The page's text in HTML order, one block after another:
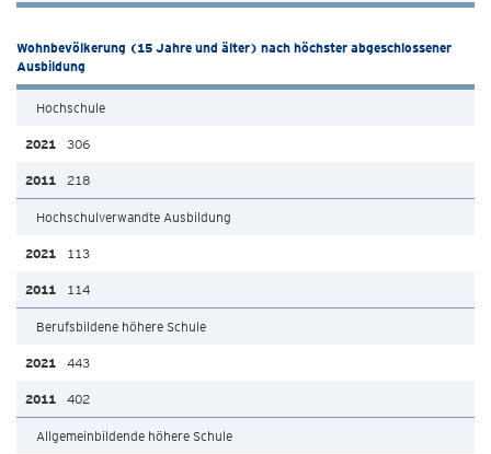
Wohnbevölkerung (15 Jahre und älter) nach höchster abgeschlossener
Ausbildung
Hochschule
306
218
Hochschulverwandte Ausbildung
113
114
Berufsbildene höhere Schule
443
402
Allgemeinbildende höhere Schule